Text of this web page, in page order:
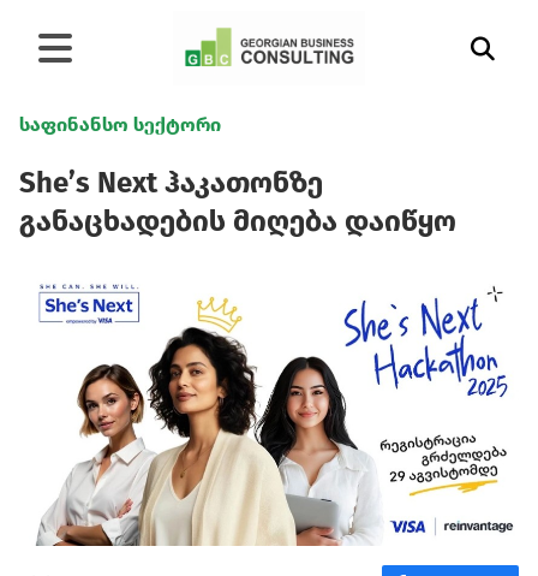
საფინანსო სექტორი
She’s Next ჰაკათონზე
განაცხადების მიღება დაიწყო